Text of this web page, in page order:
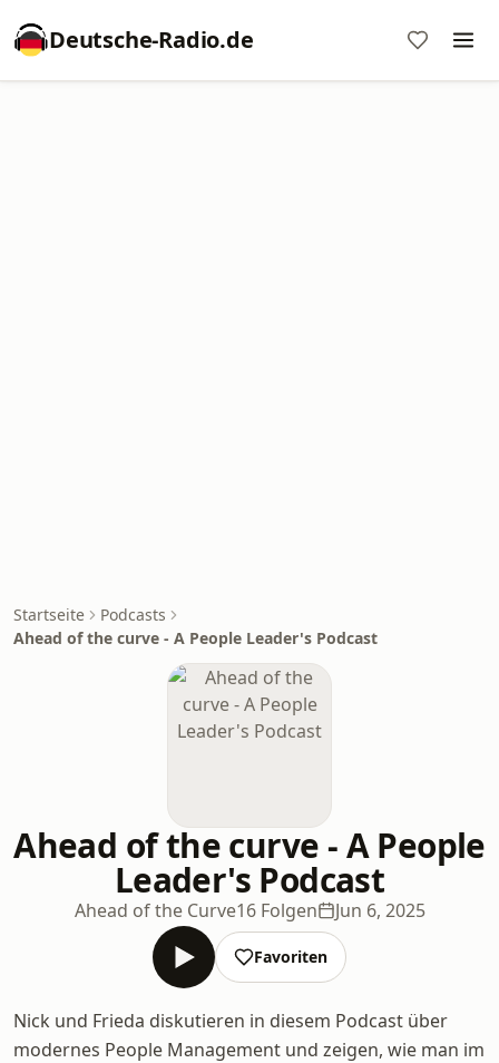
Deutsche-Radio.de
Startseite
Podcasts
Ahead of the curve - A People Leader's Podcast
Ahead of the curve - A People
Leader's Podcast
Ahead of the Curve16 Folgen Jun 6, 2025
Favoriten
Nick und Frieda diskutieren in diesem Podcast über
modernes People Management und zeigen, wie man im